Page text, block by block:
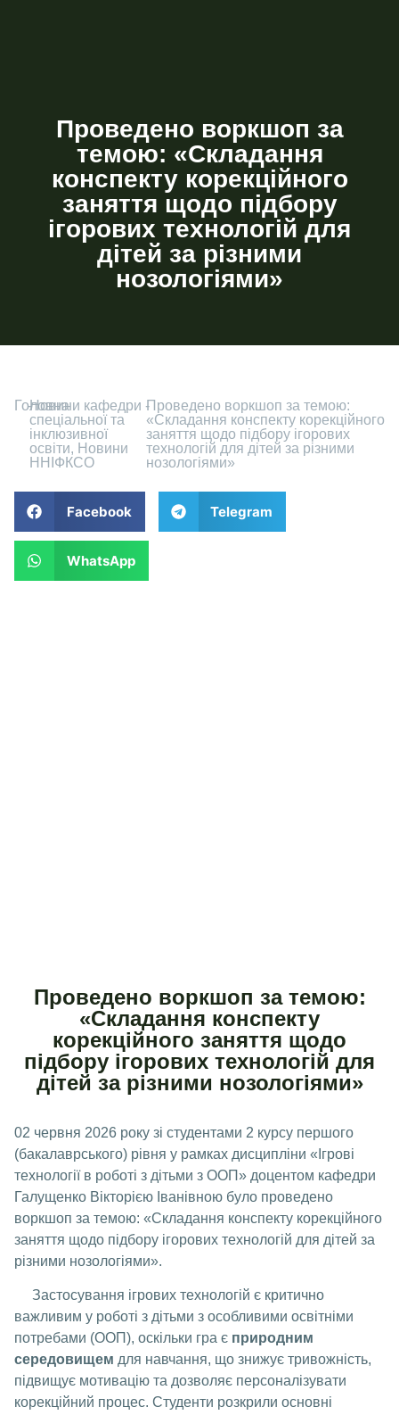
Проведено воркшоп за
темою: «Складання
конспекту корекційного
заняття щодо підбору
ігорових технологій для
дітей за різними
нозологіями»
Головна
-Новини кафедри
спеціальної та
інклюзивної
освіти, Новини
ННІФКСО
-Проведено воркшоп за темою:
«Складання конспекту корекційного
заняття щодо підбору ігорових
технологій для дітей за різними
нозологіями»
Facebook Telegram
WhatsApp
Проведено воркшоп за темою:
«Складання конспекту
корекційного заняття щодо
підбору ігорових технологій для
дітей за різними нозологіями»
02 червня 2026 року зі студентами 2 курсу першого
(бакалаврського) рівня у рамках дисципліни «Ігрові
технології в роботі з дітьми з ООП» доцентом кафедри
Галущенко Вікторією Іванівною було проведено
воркшоп за темою: «Складання конспекту корекційного
заняття щодо підбору ігорових технологій для дітей за
різними нозологіями».
Застосування ігрових технологій є критично
важливим у роботі з дітьми з особливими освітніми
потребами (ООП), оскільки гра є природним
середовищем для навчання, що знижує тривожність,
підвищує мотивацію та дозволяє персоналізувати
корекційний процес. Студенти розкрили основні